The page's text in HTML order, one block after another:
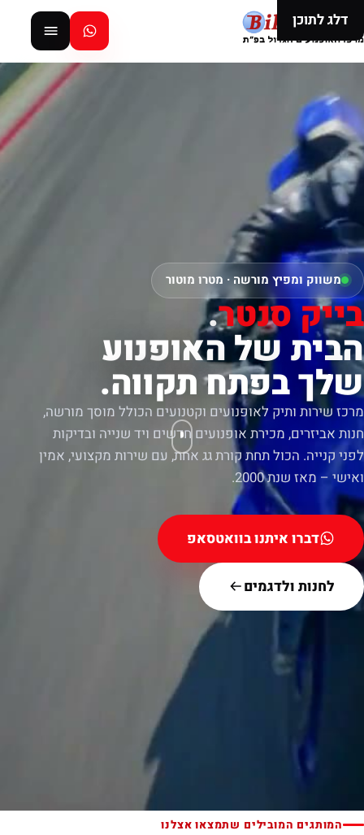
דלג לתוכן
משווק ומפיץ מורשה · מטרו מוטור
בייק סנטר.
הבית של האופנוע
שלך בפתח תקווה.
מרכז שירות ותיק לאופנועים וקטנועים הכולל מוסך מורשה,
חנות אביזרים, מכירת אופנועים חדשים ויד שנייה ובדיקות
לפני קנייה. הכול תחת קורת גג אחת, עם שירות מקצועי, אמין
ואישי – מאז שנת 2000.
דברו איתנו בוואטסאפ
לחנות ולדגמים
המותגים המובילים שתמצאו אצלנו